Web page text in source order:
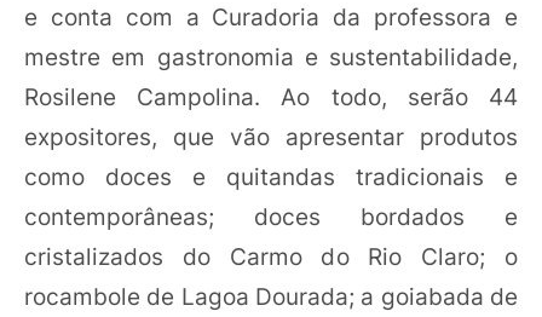
e conta com a Curadoria da professora e
mestre em gastronomia e sustentabilidade,
Rosilene Campolina. Ao todo, serão 44
expositores, que vão apresentar produtos
como doces e quitandas tradicionais e
contemporâneas; doces bordados e
cristalizados do Carmo do Rio Claro; o
rocambole de Lagoa Dourada; a goiabada de